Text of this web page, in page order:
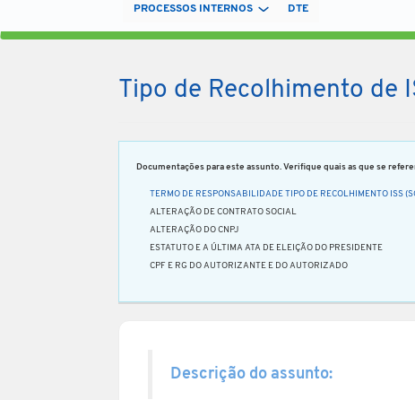
PROCESSOS INTERNOS DTE
Tipo de Recolhimento de
Documentações para este assunto. Verifique quais as que se
TERMO DE RESPONSABILIDADE TIPO DE RECOLHIMENTO ISS
ALTERAÇÃO DE CONTRATO SOCIAL
ALTERAÇÃO DO CNPJ
ESTATUTO E A ÚLTIMA ATA DE ELEIÇÃO DO PRESIDENTE
CPF E RG DO AUTORIZANTE E DO AUTORIZADO
Descrição do assunto: